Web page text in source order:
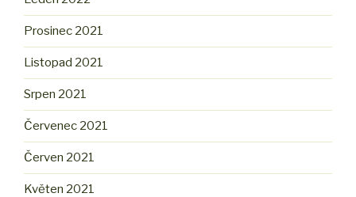
Prosinec 2021
Listopad 2021
Srpen 2021
Červenec 2021
Červen 2021
Květen 2021